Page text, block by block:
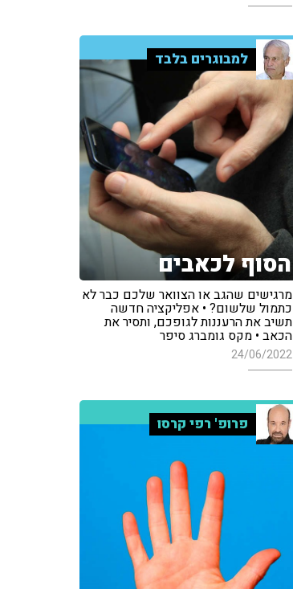
למבוגרים בלבד
הסוף לכאבים
מרגישים שהגב או הצוואר שלכם כבר לא
כתמול שלשום? • אפליקציה חדשה
תשיב את הרעננות לגופכם, ותסיר את
הכאב • מקס גומברג סיפר
24/06/2022
פרופ' רפי קרסו